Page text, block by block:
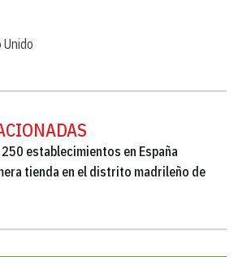
Unido
establecimientos en España
tienda en el distrito madrileño de